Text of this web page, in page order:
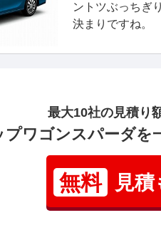
ントツぶっちぎ
決まりですね。
最大10社の見積り
プワゴンスパーダを
無料 見